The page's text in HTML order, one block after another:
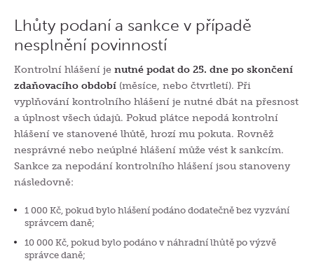
Lhůty podaní a sankce v případě
nesplnění povinností
Kontrolní hlášení je nutné podat do 25. dne po skončení
zdaňovacího období (měsíce, nebo čtvrtletí). Při
vyplňování kontrolního hlášení je nutné dbát na přesnost
a úplnost všech údajů. Pokud plátce nepodá kontrolní
hlášení ve stanovené lhůtě, hrozí mu pokuta. Rovněž
nesprávné nebo neúplné hlášení může vést k sankcím.
Sankce za nepodání kontrolního hlášení jsou stanoveny
následovně:
1 000 Kč, pokud bylo hlášení podáno dodatečně bez vyzvání
správcem daně;
10 000 Kč, pokud bylo podáno v náhradní lhůtě po výzvě
správce daně;